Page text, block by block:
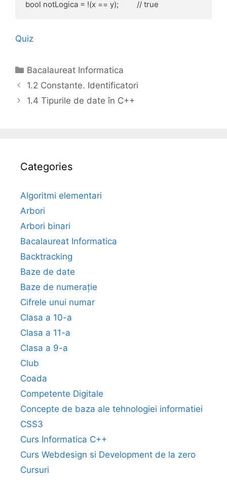
Quiz
Categories
Bacalaureat Informatica
1.2 Constante. Identificatori
1.4 Tipurile de date în C++
Categories
Algoritmi elementari
Arbori
Arbori binari
Bacalaureat Informatica
Backtracking
Baze de date
Baze de numerație
Cifrele unui numar
Clasa a 10-a
Clasa a 11-a
Clasa a 9-a
Club
Coada
Competente Digitale
Concepte de baza ale tehnologiei informatiei
CSS3
Curs Informatica C++
Curs Webdesign si Development de la zero
Cursuri